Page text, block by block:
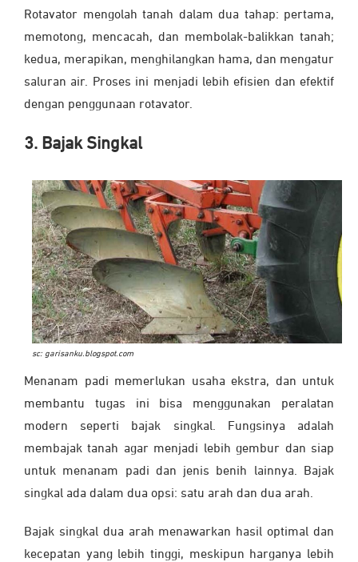
Rotavator mengolah tanah dalam dua tahap: pertama,
memotong, mencacah, dan membolak-balikkan tanah;
kedua, merapikan, menghilangkan hama, dan mengatur
saluran air. Proses ini menjadi lebih efisien dan efektif
dengan penggunaan rotavator.
3. Bajak Singkal
sc: garisanku.blogspot.com
Menanam padi memerlukan usaha ekstra, dan untuk
membantu tugas ini bisa menggunakan peralatan
modern seperti bajak singkal. Fungsinya adalah
membajak tanah agar menjadi lebih gembur dan siap
untuk menanam padi dan jenis benih lainnya. Bajak
singkal ada dalam dua opsi: satu arah dan dua arah.
Bajak singkal dua arah menawarkan hasil optimal dan
kecepatan yang lebih tinggi, meskipun harganya lebih